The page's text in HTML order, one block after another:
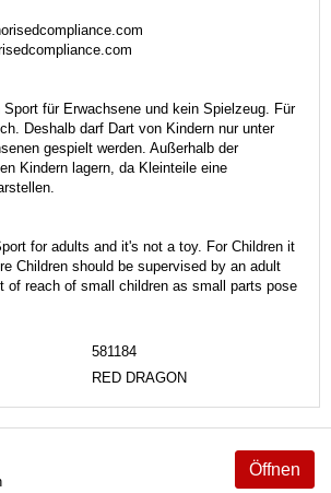
für Erwachsene und kein Spielzeug. Für
Deshalb darf Dart von Kindern nur unter
gespielt werden. Außerhalb der
Kindern lagern, da Kleinteile eine
for adults and it's not a toy. For Children it
Children should be supervised by an adult
of reach of small children as small parts pose
581184
RED DRAGON
Öffnen